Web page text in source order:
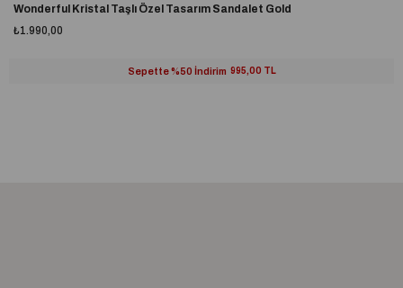
Wonderful Kristal Taşlı Özel Tasarım Sandalet Gold
₺1.990,00
Sepette %50 İndirim 995,00 TL